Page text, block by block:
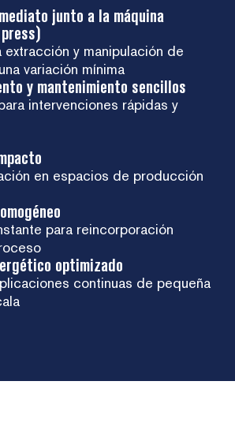
junto a la máquina
extracción y manipulación de
variación mínima
y mantenimiento sencillos
intervenciones rápidas y
en espacios de producción
para reincorporación
optimizado
continuas de pequeña